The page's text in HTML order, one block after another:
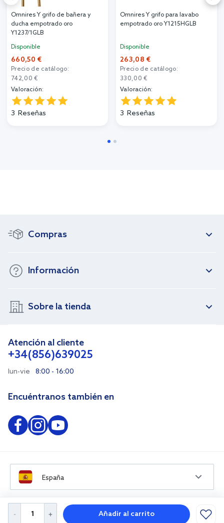
Añadir al carrito
Omnires Y grifo de bañera y
ducha empotrado oro
Y1237/1GLB
Disponible
660,50 €
Precio de catálogo:
742,00 €
Valoración:
3 Reseñas
Omnires Y grifo para lavabo
empotrado oro Y1215HGLB
Disponible
263,08 €
Precio de catálogo:
330,00 €
Valoración:
3 Reseñas
Compras
Información
Sobre la tienda
Atención al cliente
+34(856)639025
lun-vie 8:00 - 16:00
Encuéntranos también en
España